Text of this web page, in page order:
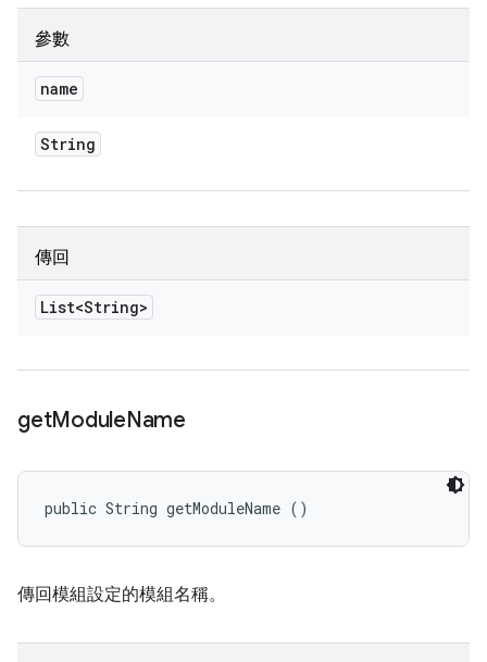
參數
name
String
傳回
List<String>
getModuleName
public String getModuleName ()
傳回模組設定的模組名稱。